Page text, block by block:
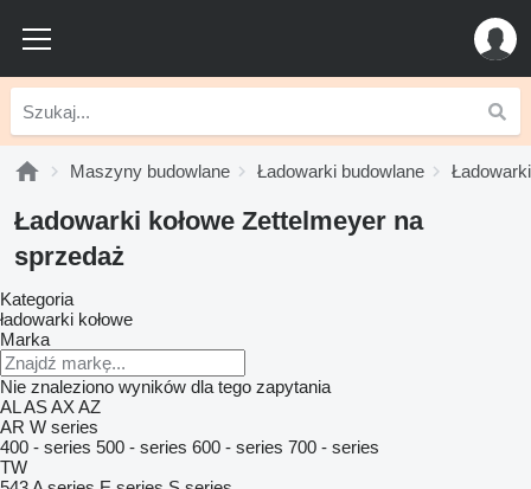
Maszyny budowlane Ładowarki budowlane
Ładowarki kołowe Zettelmeyer na
sprzedaż
Kategoria
ładowarki kołowe
Marka
Nie znaleziono wyników dla tego zapytania
ALASAXAZ
AR W series
400 - series 500 - series 600 - series 700 - series
TW